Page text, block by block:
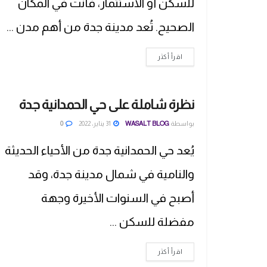
للسكن أو الاستثمار، فأنت في المكان
الصحيح. تُعد مدينة جدة من أهم مدن ...
اقرأ أكثر
نظرة شاملة على حي الحمدانية جدة
بواسطة WASALT BLOG
0
يُعد حي الحمدانية جدة من الأحياء الحديثة
والنامية في شمال مدينة جدة، وقد
أصبح في السنوات الأخيرة وجهة
مفضلة للسكن ...
اقرأ أكثر